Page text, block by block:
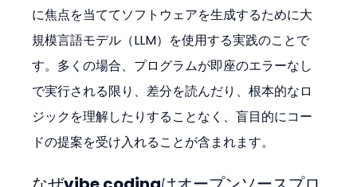
に焦点を当ててソフトウェアを生成するために大
規模言語モデル（LLM）を使用する実践のことで
す。多くの場合、プログラムが即座のエラーなし
で実行される限り、差分を読んだり、根本的なロ
ジックを理解したりすることなく、盲目的にコー
ドの提案を受け入れることが含まれます。